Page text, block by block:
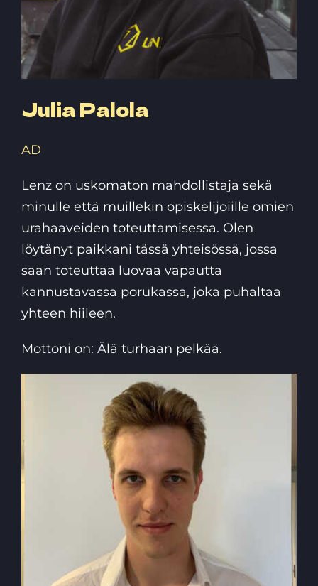
Julia Palola
AD
Lenz on uskomaton mahdollistaja sekä
minulle että muillekin opiskelijoiille omien
urahaaveiden toteuttamisessa. Olen
löytänyt paikkani tässä yhteisössä, jossa
saan toteuttaa luovaa vapautta
kannustavassa porukassa, joka puhaltaa
yhteen hiileen.
Mottoni on: Älä turhaan pelkää.